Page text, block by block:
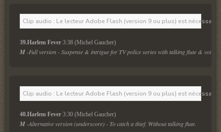
Clip audio : Le lecteur Adobe Flash (version 9 ou plus) est
39.Harlem Fever 3:38 (Michel Gaucher)
M -Full version - Suspense & intrigue for TV police series with talking flute & voice
Clip audio : Le lecteur Adobe Flash (version 9 ou plus) est
40.Harlem Fever 3:30 (Michel Gaucher)
M -Alternative version (underscore) - To catch a thief. Without talking flute.